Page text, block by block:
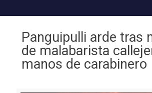
Panguipulli arde tras
de malabarista
manos de carabinero